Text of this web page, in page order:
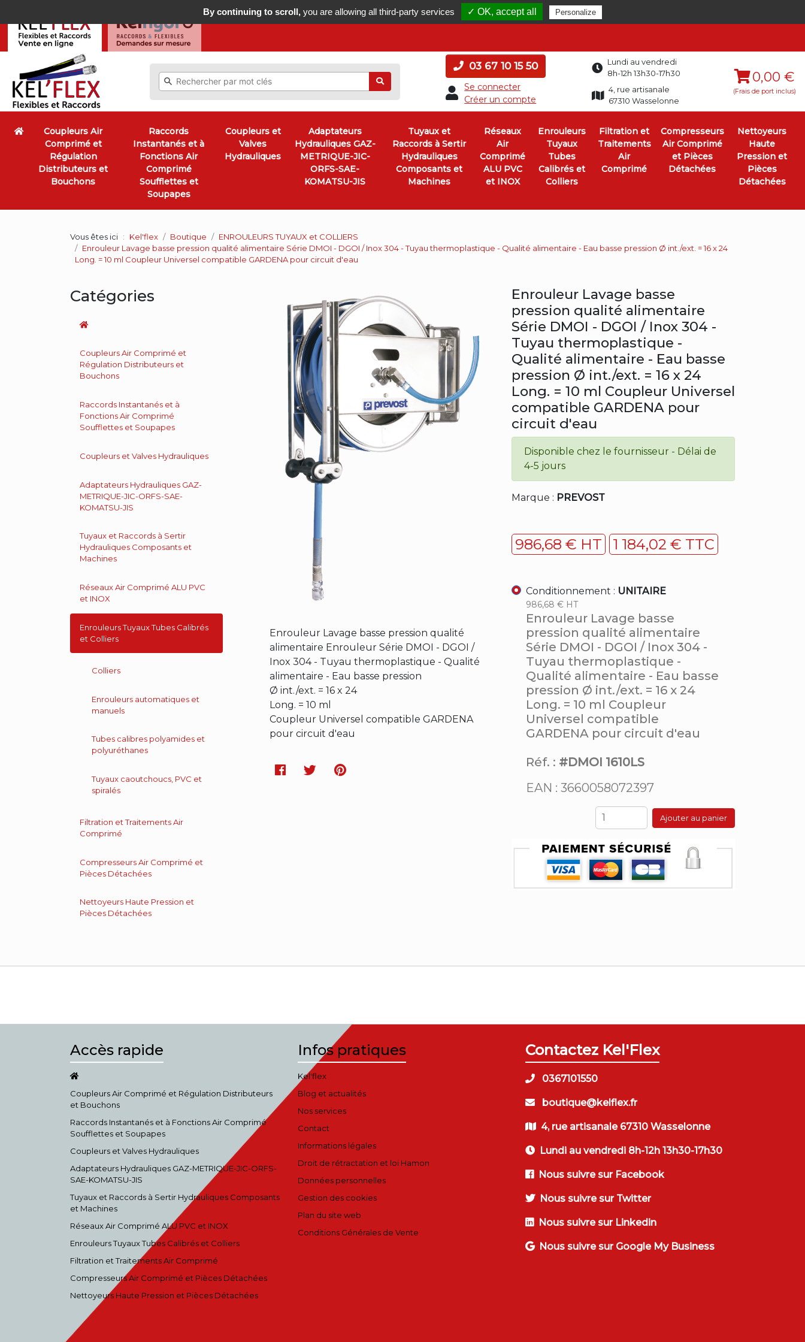
Ok
03 67 10 15 50
Se connecter
Créer un compte
Lundi au vendredi
8h-12h 13h30-17h30
4, rue artisanale
67310 Wasselonne
0,00 €
(Frais de port inclus)
Coupleurs Air
Comprimé et
Régulation
Distributeurs et
Bouchons
Raccords
Instantanés et à
Fonctions Air
Comprimé
Soufflettes et
Soupapes
Coupleurs et
Valves
Hydrauliques
Adaptateurs
Hydrauliques GAZ-
METRIQUE-JIC-
ORFS-SAE-
KOMATSU-JIS
Tuyaux et
Raccords à Sertir
Hydrauliques
Composants et
Machines
Réseaux
Air
Comprimé
ALU PVC
et INOX
Enrouleurs
Tuyaux
Tubes
Calibrés et
Colliers
Filtration et
Traitements
Air
Comprimé
Compresseurs
Air Comprimé
et Pièces
Détachées
Nettoyeurs
Haute
Pression et
Pièces
Détachées
Vous êtes ici Kel'flex Boutique
ENROULEURS TUYAUX et COLLIERS
Enrouleur Lavage basse pression qualité alimentaire Série DMOI - DGOI / Inox 304 - Tuyau thermoplastique - Qualité alimentaire - Eau basse pression Ø int./ext. = 16 x 24
Long. = 10 ml Coupleur Universel compatible GARDENA pour circuit d'eau
Enrouleur Lavage basse pression qualité
alimentaire Enrouleur Série DMOI - DGOI /
Inox 304 - Tuyau thermoplastique - Qualité
alimentaire - Eau basse pression
Ø int./ext. = 16 x 24
Long. = 10 ml
Coupleur Universel compatible GARDENA
pour circuit d'eau
Facebook
TwitterPinterest
Enrouleur Lavage basse
pression qualité alimentaire
Série DMOI - DGOI / Inox 304 -
Tuyau thermoplastique -
Qualité alimentaire - Eau basse
pression Ø int./ext. = 16 x 24
Long. = 10 ml Coupleur Universel
compatible GARDENA pour
circuit d'eau
Disponible chez le fournisseur - Délai de
4-5 jours
Marque : PREVOST
986,68 € HT 1 184,02 € TTC
Conditionnement : UNITAIRE
986,68 € HT
Enrouleur Lavage basse
pression qualité alimentaire
Série DMOI - DGOI / Inox 304 -
Tuyau thermoplastique -
Qualité alimentaire - Eau basse
pression Ø int./ext. = 16 x 24
Long. = 10 ml Coupleur
Universel compatible
GARDENA pour circuit d'eau
Réf. : #DMOI 1610LS
EAN : 3660058072397
Ajouter au panier
Catégories
Coupleurs Air Comprimé et
Régulation Distributeurs et
Bouchons
Raccords Instantanés et à
Fonctions Air Comprimé
Soufflettes et Soupapes
Coupleurs et Valves Hydrauliques
Adaptateurs Hydrauliques GAZ-
METRIQUE-JIC-ORFS-SAE-
KOMATSU-JIS
Tuyaux et Raccords à Sertir
Hydrauliques Composants et
Machines
Réseaux Air Comprimé ALU PVC
et INOX
Enrouleurs Tuyaux Tubes Calibrés
et Colliers
Colliers
Enrouleurs automatiques et
manuels
Tubes calibres polyamides et
polyuréthanes
Tuyaux caoutchoucs, PVC et
spiralés
Filtration et Traitements Air
Comprimé
Compresseurs Air Comprimé et
Pièces Détachées
Nettoyeurs Haute Pression et
Pièces Détachées
Accès rapide
Coupleurs Air Comprimé et Régulation Distributeurs
et Bouchons
Raccords Instantanés et à Fonctions Air Comprimé
Soufflettes et Soupapes
Coupleurs et Valves Hydrauliques
Adaptateurs Hydrauliques GAZ-METRIQUE-JIC-ORFS-
SAE-KOMATSU-JIS
Tuyaux et Raccords à Sertir Hydrauliques Composants
et Machines
Réseaux Air Comprimé ALU PVC et INOX
Enrouleurs Tuyaux Tubes Calibrés et Colliers
Filtration et Traitements Air Comprimé
Compresseurs Air Comprimé et Pièces Détachées
Nettoyeurs Haute Pression et Pièces Détachées
Infos pratiques
Kel'flex
Blog et actualités
Nos services
Contact
Informations légales
Droit de rétractation et loi Hamon
Données personnelles
Gestion des cookies
Plan du site web
Conditions Générales de Vente
Contactez Kel'Flex
0367101550
boutique@kelflex.fr
4, rue artisanale 67310 Wasselonne
Lundi au vendredi 8h-12h 13h30-17h30
Nous suivre sur Facebook
Nous suivre sur Twitter
Nous suivre sur Linkedin
Nous suivre sur Google My Business
By continuing to scroll,you are allowing all third-party services ✓ OK, accept all Personalize